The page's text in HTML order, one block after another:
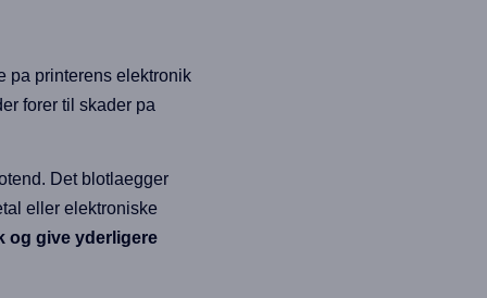
pa printerens elektronik
forer til skader pa
Det blotlaegger
eller elektroniske
og give yderligere